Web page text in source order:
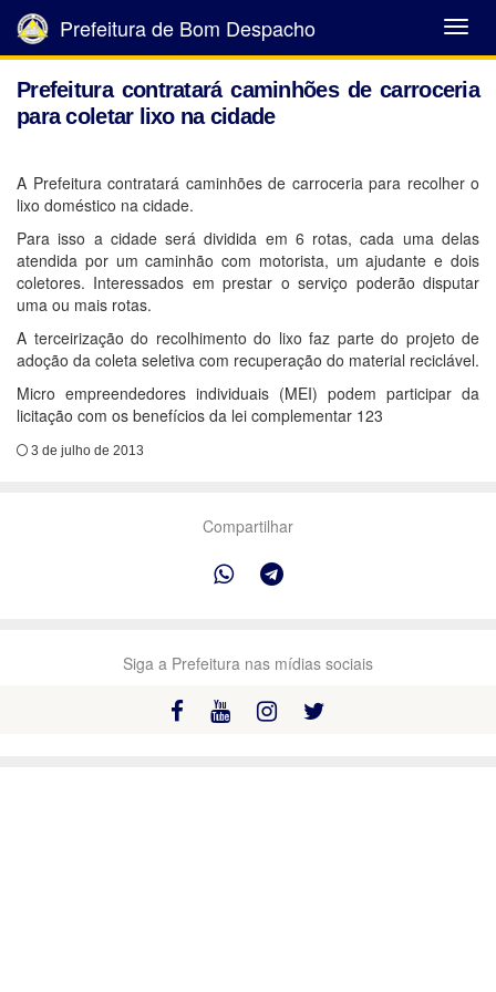
Abrir
Menu
Prefeitura de Bom Despacho
Prefeitura contratará caminhões de carroceria
para coletar lixo na cidade
A Prefeitura contratará caminhões de carroceria para recolher o
lixo doméstico na cidade.
Para isso a cidade será dividida em 6 rotas, cada uma delas
atendida por um caminhão com motorista, um ajudante e dois
coletores. Interessados em prestar o serviço poderão disputar
uma ou mais rotas.
A terceirização do recolhimento do lixo faz parte do projeto de
adoção da coleta seletiva com recuperação do material reciclável.
Micro empreendedores individuais (MEI) podem participar da
licitação com os benefícios da lei complementar 123
3 de julho de 2013
Compartilhar
Siga a Prefeitura nas mídias sociais